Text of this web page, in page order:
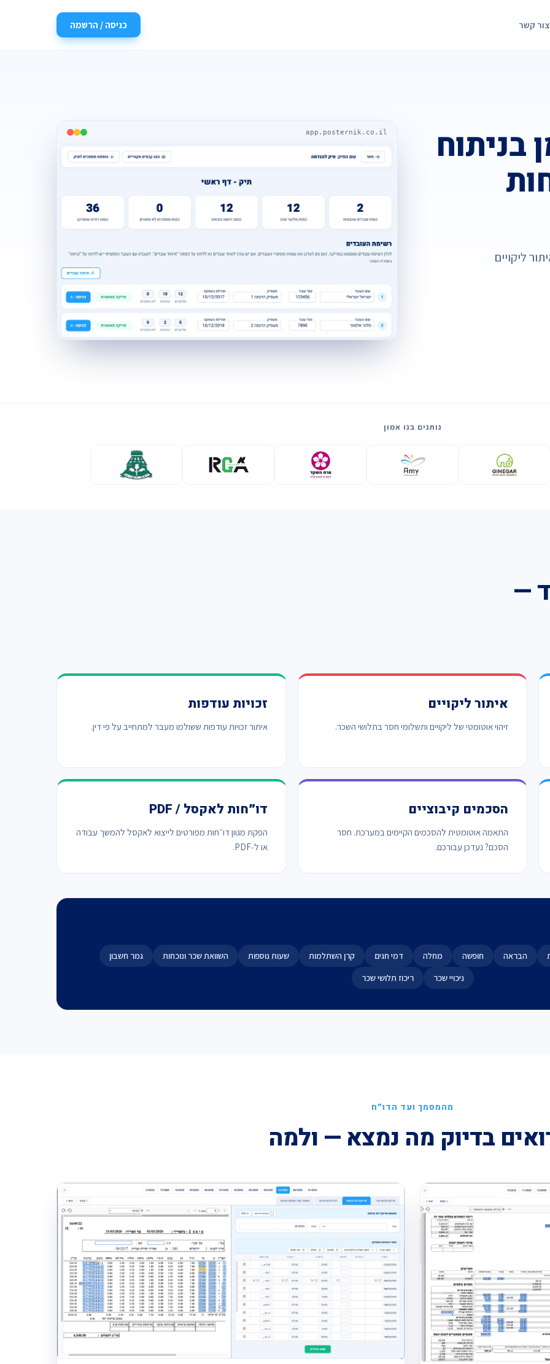
צור קשר כניסה / הרשמה
בניתוח
ליקויים
app.posternik.co.il
נותנים בנו אמון
—
איתור ליקויים
זיהוי אוטומטי של ליקויים ותשלומי חסר בתלושי השכר.
זכויות עודפות
איתור זכויות עודפות ששולמו מעבר למתחייב על פי דין.
הסכמים קיבוציים
התאמה אוטומטית להסכמים הקיימים במערכת. חסר
הסכם? נעדכן עבורכם.
דו״חות לאקסל / PDF
הפקת מגוון דו״חות מפורטים לייצוא לאקסל להמשך עבודה
או ל‑PDF.
הבראה חופשה מחלה דמי חגים קרן השתלמות שעות נוספות השוואת שכר ונוכחות
גמר חשבון
ניכויי שכר
ריכוז תלושי שכר
מהמסמך ועד הדו״ח
בדיוק מה נמצא — ולמה